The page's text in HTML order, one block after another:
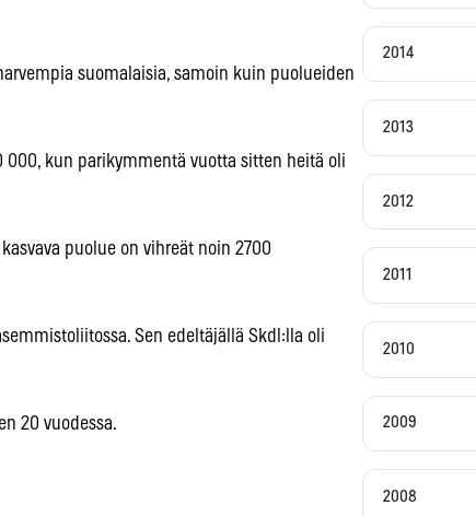
suomalaisia, samoin kuin puolueiden
000, kun parikymmentä vuotta sitten heitä oli
puolue on vihreät noin 2700
Sen edeltäjällä Skdl:lla oli
20 vuodessa.
2014
2013
2012
2011
2010
2009
2008